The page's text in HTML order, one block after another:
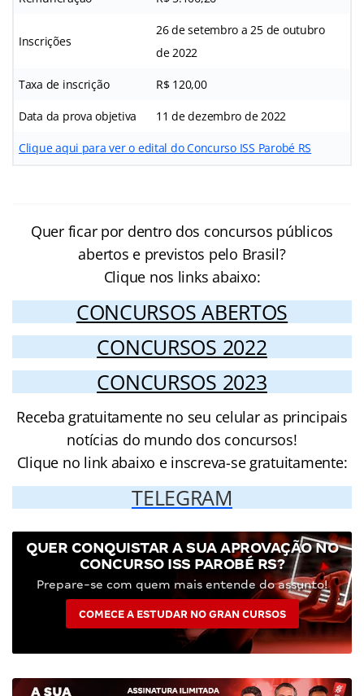
Inscrições
26 de setembro a 25 de outubro
de 2022
Taxa de inscrição R$ 120,00
Data da prova objetiva 11 de dezembro de 2022
Clique aqui para ver o edital do Concurso ISS Parobé RS
Quer ficar por dentro dos concursos públicos
abertos e previstos pelo Brasil?
Clique nos links abaixo:
CONCURSOS ABERTOS
CONCURSOS 2022
CONCURSOS 2023
Receba gratuitamente no seu celular as principais
notícias do mundo dos concursos!
Clique no link abaixo e inscreva-se gratuitamente:
TELEGRAM
QUER CONQUISTAR A SUA APROVAÇÃO NO
CONCURSO ISS PAROBÉ RS?
Prepare-se com quem mais entende do assunto!
COMECE A ESTUDAR NO GRAN CURSOS